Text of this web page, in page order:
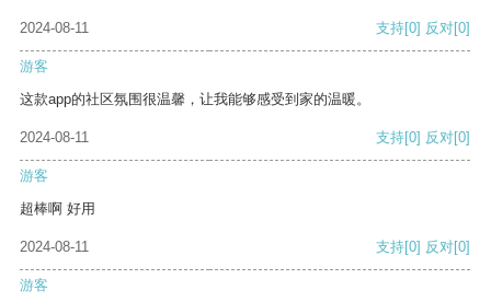
2024-08-11 支持[0] 反对[0]
游客
这款app的社区氛围很温馨，让我能够感受到家的温暖。
2024-08-11 支持[0] 反对[0]
游客
超棒啊 好用
2024-08-11 支持[0] 反对[0]
游客